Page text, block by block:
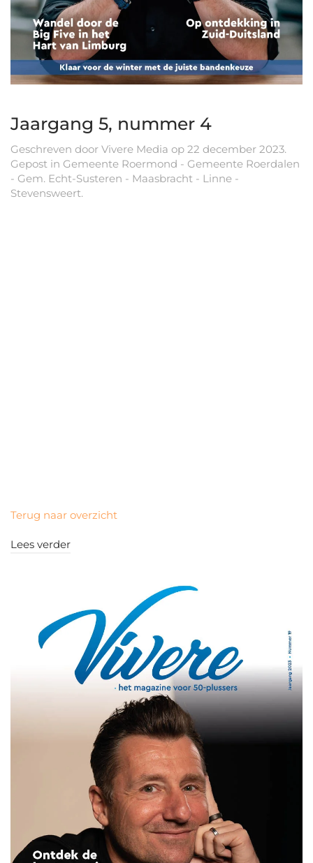
Jaargang 5, nummer 4
Geschreven door Vivere Media op 22 december 2023.
Gepost in Gemeente Roermond - Gemeente Roerdalen
- Gem. Echt-Susteren - Maasbracht - Linne -
Stevensweert.
Terug naar overzicht
Lees verder